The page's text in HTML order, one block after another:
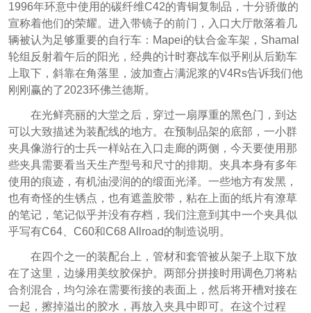
1996年环意中使用的碳纤维C42的青铜复制品，十分骄傲的
宣称着他们的荣耀。进入带镜子的前门，入口大厅散落着几
辆被认为足够重要的自行车：Mapei的钛合金车架，Shamal
轮组反射着午后的阳光，经典的计时赛战车似乎刚从后勤车
上取下，斜靠在角落里，波加查占满泥浆的V4Rs告诉我们他
刚刚赢的了2023环佛兰德斯。
在光鲜亮丽的大堂之后，穿过一扇厚重的黑色门，到达
可以大致描述为装配线的地方。在预制品架的底部，一小群
夹具像游行的士兵一样站在入口走廊的两侧，今天要使用那
些夹具需要看当天生产型号和尺寸的排期。夹具本身有多年
使用的痕迹，有机油浸润的的缎面光泽。一些地方有发黑，
也有奇怪的生锈点，也有遮盖胶带，粘在上面的纸片有潦草
的笔记，笔记似乎并没有存档，我们注意到其中一个夹具似
乎写有C64、C60和C68 Allroad的制造说明。
在四个之一的装配台上，管材和套管被从架子上取下放
在了这里，边缘用美纹胶保护。两部分拼接时用调色刀将粘
合剂混合，均匀涂在需要衔接的表面上，然后将开槽对接在
一起，擦掉溢出的胶水，再放入夹具中即可。在这个过程